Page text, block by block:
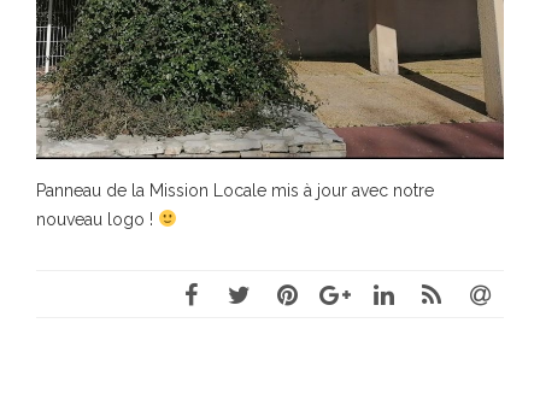
Panneau de la Mission Locale mis à jour avec notre
nouveau logo !